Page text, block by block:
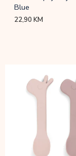
Blue
22,90KM